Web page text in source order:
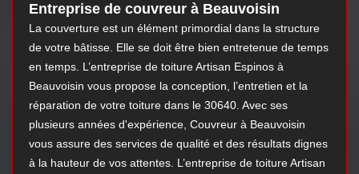
Entreprise de couvreur à Beauvoisin
La couverture est un élément primordial dans la structure
de votre bâtisse. Elle se doit être bien entretenue de temps
en temps. L’entreprise de toiture Artisan Espinos à
Beauvoisin vous propose la conception, l’entretien et la
réparation de votre toiture dans le 30640. Avec ses
plusieurs années d'expérience, Couvreur à Beauvoisin
vous assure des services de qualité et des résultats dignes
à la hauteur de vos attentes. L’entreprise de toiture Artisan